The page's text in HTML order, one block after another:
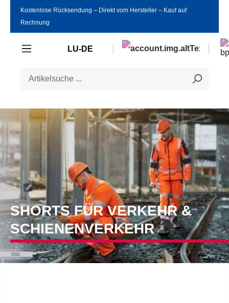
Zum Hauptinhalt springen
Kostenlose Rücksendung ‒ Direkt vom Hersteller ‒ Kauf auf
Rechnung
LU-DE
SHORTS FÜR VERKEHR &
SCHIENENVERKEHR